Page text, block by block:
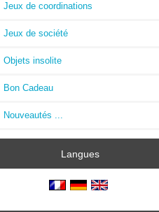
Jeux de coordinations
Jeux de société
Objets insolite
Bon Cadeau
Nouveautés ...
Langues